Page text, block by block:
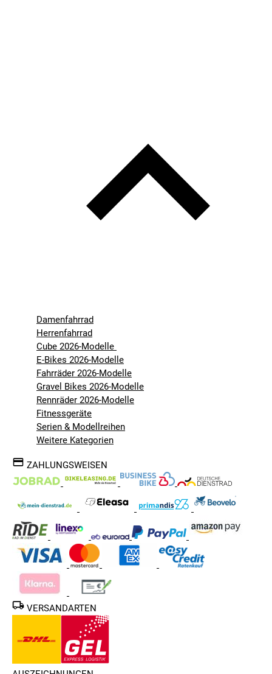
Damenfahrrad
Herrenfahrrad
Cube 2026-Modelle
E-Bikes 2026-Modelle
Fahrräder 2026-Modelle
Gravel Bikes 2026-Modelle
Rennräder 2026-Modelle
Fitnessgeräte
Serien & Modellreihen
Weitere Kategorien
ZAHLUNGSWEISEN
VERSANDARTEN